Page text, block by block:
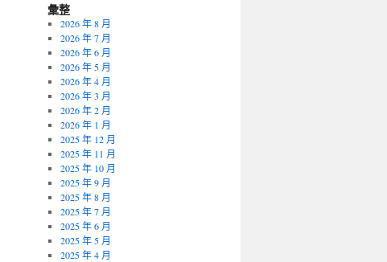
彙整
2026 年 8 月
2026 年 7 月
2026 年 6 月
2026 年 5 月
2026 年 4 月
2026 年 3 月
2026 年 2 月
2026 年 1 月
2025 年 12 月
2025 年 11 月
2025 年 10 月
2025 年 9 月
2025 年 8 月
2025 年 7 月
2025 年 6 月
2025 年 5 月
2025 年 4 月